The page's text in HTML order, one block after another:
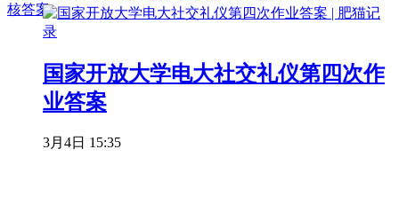
核答案
国家开放大学电大社交礼仪第四次作
业答案
3月4日 15:35